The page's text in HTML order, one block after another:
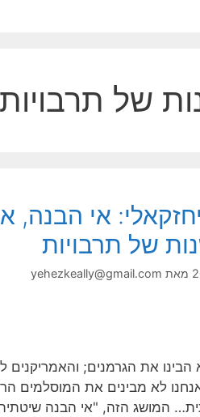
של תרבויות
אי הבנה,
של תרבויות
מאת yehezkeally@gmail.com
הבינו את הגרמנים;
לא מבינים את המוסלמים